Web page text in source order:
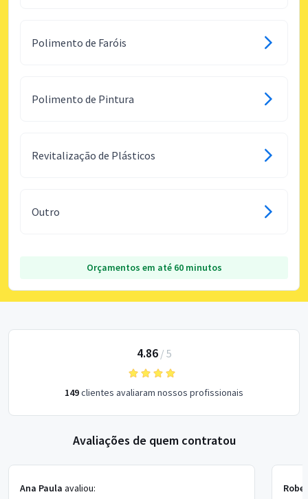
Polimento de Faróis
Polimento de Pintura
Revitalização de Plásticos
Outro
Orçamentos em até 60 minutos
4.86/ 5
149clientes avaliaram nossos profissionais
Avaliações de quem contratou
Ana Paula avaliou: